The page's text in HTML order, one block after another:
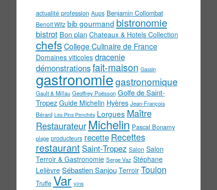
actualité profession Aups Benjamin Collombat
Benoit Witz bib gourmand bistronomie
bistrot Bon plan Chateaux & Hotels Collection
chefs College Culinaire de France
Domaines viticoles dracenie
démonstrationsfait-maison Gassin
gastronomiegastronomique
Gault & Millau Geoffrey Poësson Golfe de Saint-
Tropez Guide Michelin Hyères Jean-François
Bérard Les Pins Penchés Lorgues Maître
Restaurateur Michelin Pascal Bonamy
plage producteurs recette Recettes
restaurant Saint-Tropez Salon Salon
Terroir & Gastronomie Serge Vaz Stéphane
Lelièvre Sébastien Sanjou Terroir Toulon
Truffe Var vins